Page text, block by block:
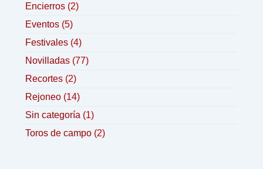
Encierros (2)
Eventos (5)
Festivales (4)
Novilladas (77)
Recortes (2)
Rejoneo (14)
Sin categoría (1)
Toros de campo (2)